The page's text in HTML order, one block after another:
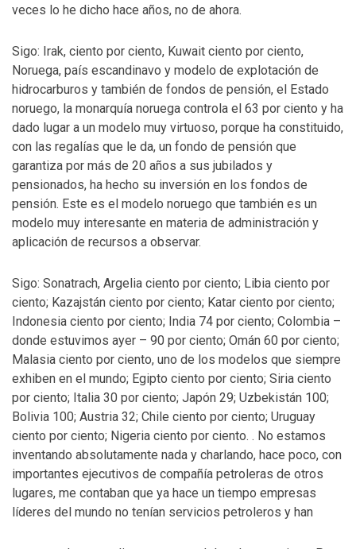
veces lo he dicho hace años, no de ahora.
Sigo: Irak, ciento por ciento, Kuwait ciento por ciento,
Noruega, país escandinavo y modelo de explotación de
hidrocarburos y también de fondos de pensión, el Estado
noruego, la monarquía noruega controla el 63 por ciento y ha
dado lugar a un modelo muy virtuoso, porque ha constituido,
con las regalías que le da, un fondo de pensión que
garantiza por más de 20 años a sus jubilados y
pensionados, ha hecho su inversión en los fondos de
pensión. Este es el modelo noruego que también es un
modelo muy interesante en materia de administración y
aplicación de recursos a observar.
Sigo: Sonatrach, Argelia ciento por ciento; Libia ciento por
ciento; Kazajstán ciento por ciento; Katar ciento por ciento;
Indonesia ciento por ciento; India 74 por ciento; Colombia –
donde estuvimos ayer – 90 por ciento; Omán 60 por ciento;
Malasia ciento por ciento, uno de los modelos que siempre
exhiben en el mundo; Egipto ciento por ciento; Siria ciento
por ciento; Italia 30 por ciento; Japón 29; Uzbekistán 100;
Bolivia 100; Austria 32; Chile ciento por ciento; Uruguay
ciento por ciento; Nigeria ciento por ciento. . No estamos
inventando absolutamente nada y charlando, hace poco, con
importantes ejecutivos de compañía petroleras de otros
lugares, me contaban que ya hace un tiempo empresas
líderes del mundo no tenían servicios petroleros y han